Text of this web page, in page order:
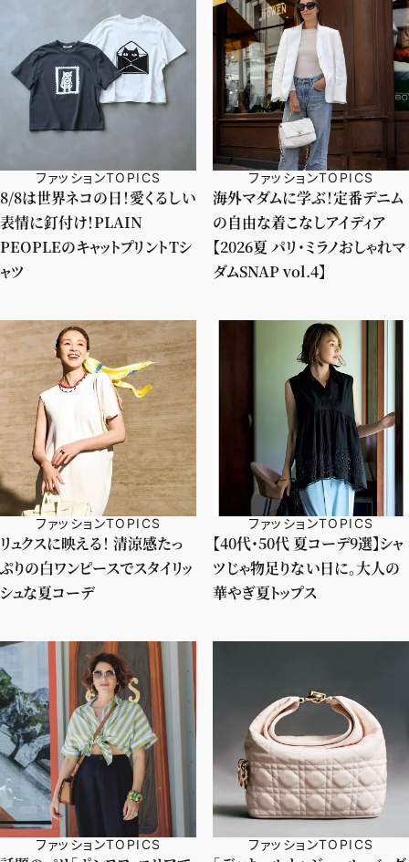
ファッションTOPICS
8/8は世界ネコの日！愛くるしい
表情に釘付け！PLAIN
PEOPLEのキャットプリントTシ
ャツ
ファッションTOPICS
海外マダムに学ぶ！定番デニム
の自由な着こなしアイディア
【2026夏 パリ・ミラノおしゃれマ
ダムSNAP vol.4】
ファッションTOPICS
リュクスに映える！ 清涼感たっ
ぷりの白ワンピースでスタイリッ
シュな夏コーデ
ファッションTOPICS
【40代・50代 夏コーデ9選】シャ
ツじゃ物足りない日に。大人の
華やぎ夏トップス
ファッションTOPICS ファッションTOPICS